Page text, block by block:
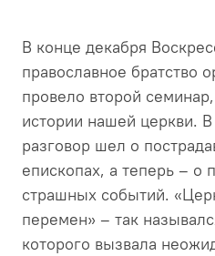
В конце декабря
православное братство
провело второй
истории нашей церкви.
разговор шел о
епископах, а теперь – о
страшных событий.
перемен» – так
которого вызвала